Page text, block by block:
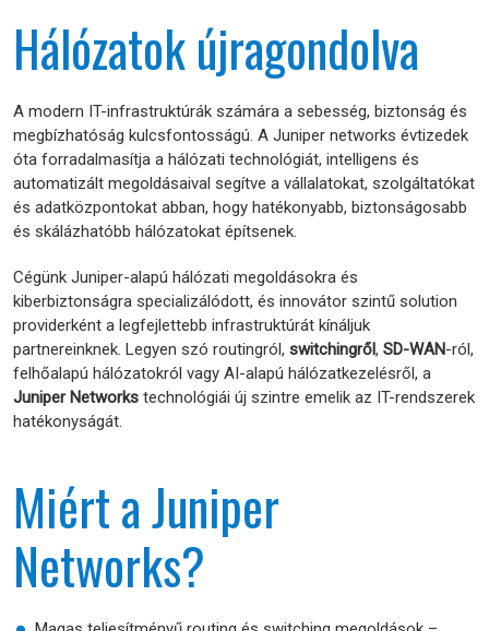
Hálózatok újragondolva
A modern IT-infrastruktúrák számára a sebesség, biztonság és
megbízhatóság kulcsfontosságú. A Juniper networks évtizedek
óta forradalmasítja a hálózati technológiát, intelligens és
automatizált megoldásaival segítve a vállalatokat, szolgáltatókat
és adatközpontokat abban, hogy hatékonyabb, biztonságosabb
és skálázhatóbb hálózatokat építsenek.
Cégünk Juniper-alapú hálózati megoldásokra és
kiberbiztonságra specializálódott, és innovátor szintű solution
providerként a legfejlettebb infrastruktúrát kínáljuk
partnereinknek. Legyen szó routingról, switchingről, SD-WAN-ról,
felhőalapú hálózatokról vagy AI-alapú hálózatkezelésről, a
Juniper Networks technológiái új szintre emelik az IT-rendszerek
hatékonyságát.
Miért a Juniper
Networks?